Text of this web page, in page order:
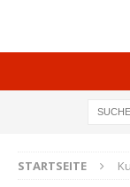
STARTSEITE